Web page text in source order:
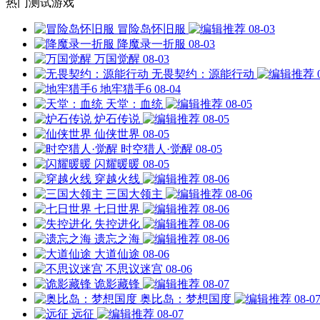
冒险岛怀旧服
08-03
降魔录一折服 08-03
万国觉醒 08-03
无畏契约：源能行动
地牢猎手6 08-04
天堂：血统
08-05
炉石传说
08-05
仙侠世界 08-05
时空猎人·觉醒 08-05
闪耀暖暖 08-05
穿越火线
08-06
三国大领主
08-06
七日世界
08-06
失控进化
08-06
遗忘之海
08-06
大道仙途 08-06
不思议迷宫 08-06
诡影藏锋
08-07
奥比岛：梦想国度
08-07
远征
08-07